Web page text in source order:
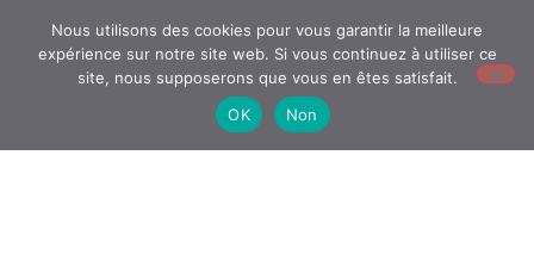
Nous utilisons des cookies pour vous garantir la meilleure
expérience sur notre site web. Si vous continuez à utiliser ce
site, nous supposerons que vous en êtes satisfait.
OK
Non